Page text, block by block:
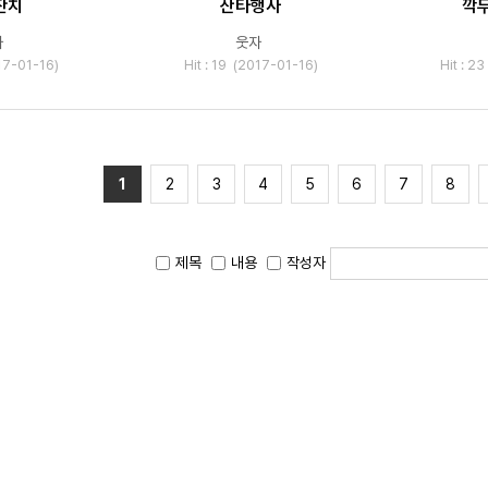
치
01-16)
산타행사
웃자
Hit : 19 (2017-01-16)
깍
Hit :
1 2 3 4 5 6 7 8
제목 내용 작성자